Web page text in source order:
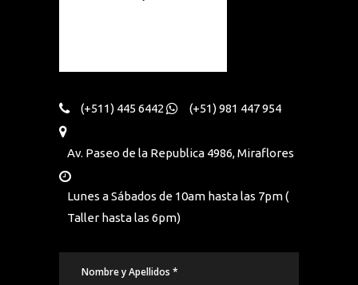
(+511) 445 6442 (+51) 981 447 954
Av. Paseo de la Republica 4986, Miraflores
Lunes a Sábados de 10am hasta las 7pm (
Taller hasta las 6pm)